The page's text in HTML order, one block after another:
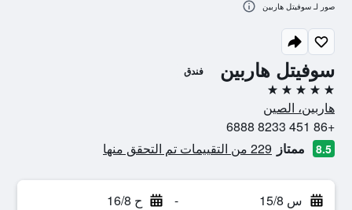
سوفيتل هاربين فندق
5 نجوم
هاربين، الصين
+86 451 8233 6888
8.5 ممتاز 229 من التقييمات تم التحقق منها
س 15/8 - ح 16/8
صور لـ سوفيتل هاربين